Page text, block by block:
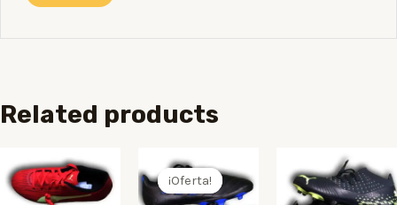
Related products
¡Oferta!
¡Oferta!